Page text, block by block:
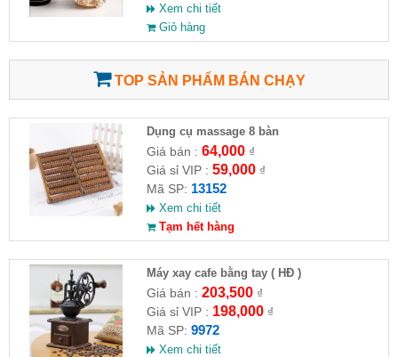
Xem chi tiết
Giỏ hàng
TOP SẢN PHẨM BÁN CHẠY
Dụng cụ massage 8 bàn
Giá bán : 64,000₫
Giá sỉ VIP : 59,000₫
Mã SP: 13152
Xem chi tiết
Tạm hết hàng
Máy xay cafe bằng tay ( HĐ )
Giá bán : 203,500₫
Giá sỉ VIP : 198,000₫
Mã SP: 9972
Xem chi tiết